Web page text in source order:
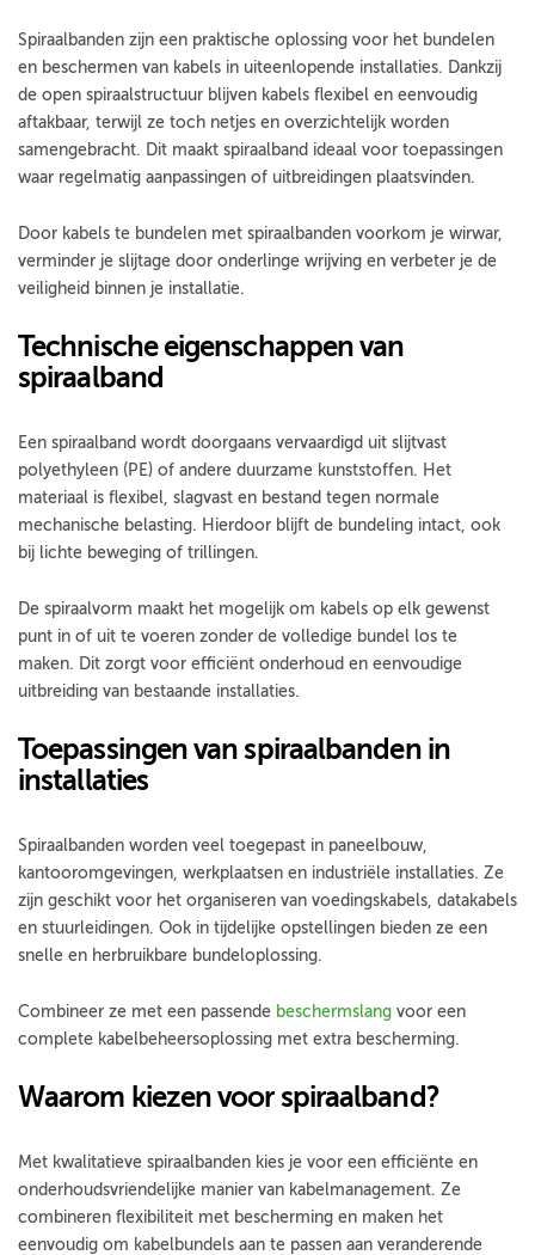
Spiraalbanden zijn een praktische oplossing voor het bundelen
en beschermen van kabels in uiteenlopende installaties. Dankzij
de open spiraalstructuur blijven kabels flexibel en eenvoudig
aftakbaar, terwijl ze toch netjes en overzichtelijk worden
samengebracht. Dit maakt spiraalband ideaal voor toepassingen
waar regelmatig aanpassingen of uitbreidingen plaatsvinden.
Door kabels te bundelen met spiraalbanden voorkom je wirwar,
verminder je slijtage door onderlinge wrijving en verbeter je de
veiligheid binnen je installatie.
Technische eigenschappen van
spiraalband
Een spiraalband wordt doorgaans vervaardigd uit slijtvast
polyethyleen (PE) of andere duurzame kunststoffen. Het
materiaal is flexibel, slagvast en bestand tegen normale
mechanische belasting. Hierdoor blijft de bundeling intact, ook
bij lichte beweging of trillingen.
De spiraalvorm maakt het mogelijk om kabels op elk gewenst
punt in of uit te voeren zonder de volledige bundel los te
maken. Dit zorgt voor efficiënt onderhoud en eenvoudige
uitbreiding van bestaande installaties.
Toepassingen van spiraalbanden in
installaties
Spiraalbanden worden veel toegepast in paneelbouw,
kantooromgevingen, werkplaatsen en industriële installaties. Ze
zijn geschikt voor het organiseren van voedingskabels, datakabels
en stuurleidingen. Ook in tijdelijke opstellingen bieden ze een
snelle en herbruikbare bundeloplossing.
Combineer ze met een passende beschermslang voor een
complete kabelbeheersoplossing met extra bescherming.
Waarom kiezen voor spiraalband?
Met kwalitatieve spiraalbanden kies je voor een efficiënte en
onderhoudsvriendelijke manier van kabelmanagement. Ze
combineren flexibiliteit met bescherming en maken het
eenvoudig om kabelbundels aan te passen aan veranderende